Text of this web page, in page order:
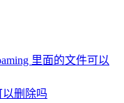
里面的文件可以
以删除吗